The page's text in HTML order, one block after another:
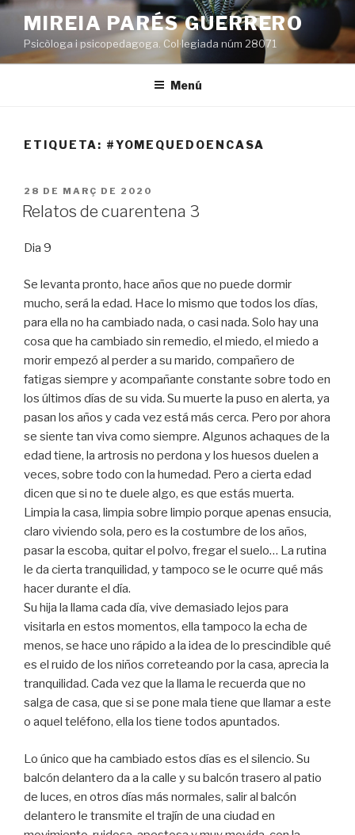
Vés
contingut
MIREIA PARÉS GUERRERO
Psicòloga i psicopedagoga. Col·legiada núm 28071
Menú
ETIQUETA: #YOMEQUEDOENCASA
PUBLICAT
A
28 DE MARÇ DE 2020
Relatos de cuarentena 3
Dia 9
Se levanta pronto, hace años que no puede dormir
mucho, será la edad. Hace lo mismo que todos los días,
para ella no ha cambiado nada, o casi nada. Solo hay una
cosa que ha cambiado sin remedio, el miedo, el miedo a
morir empezó al perder a su marido, compañero de
fatigas siempre y acompañante constante sobre todo en
los últimos días de su vida. Su muerte la puso en alerta, ya
pasan los años y cada vez está más cerca. Pero por ahora
se siente tan viva como siempre. Algunos achaques de la
edad tiene, la artrosis no perdona y los huesos duelen a
veces, sobre todo con la humedad. Pero a cierta edad
dicen que si no te duele algo, es que estás muerta.
Limpia la casa, limpia sobre limpio porque apenas ensucia,
claro viviendo sola, pero es la costumbre de los años,
pasar la escoba, quitar el polvo, fregar el suelo… La rutina
le da cierta tranquilidad, y tampoco se le ocurre qué más
hacer durante el día.
Su hija la llama cada día, vive demasiado lejos para
visitarla en estos momentos, ella tampoco la echa de
menos, se hace uno rápido a la idea de lo prescindible qué
es el ruido de los niños correteando por la casa, aprecia la
tranquilidad. Cada vez que la llama le recuerda que no
salga de casa, que si se pone mala tiene que llamar a este
o aquel teléfono, ella los tiene todos apuntados.
Lo único que ha cambiado estos días es el silencio. Su
balcón delantero da a la calle y su balcón trasero al patio
de luces, en otros días más normales, salir al balcón
delantero le transmite el trajín de una ciudad en